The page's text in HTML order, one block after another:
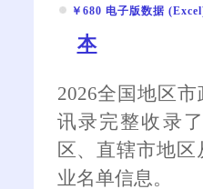
￥680 电子版数据
本
2026全国地区
讯录完整收录
区、直辖市地
业名单信息。